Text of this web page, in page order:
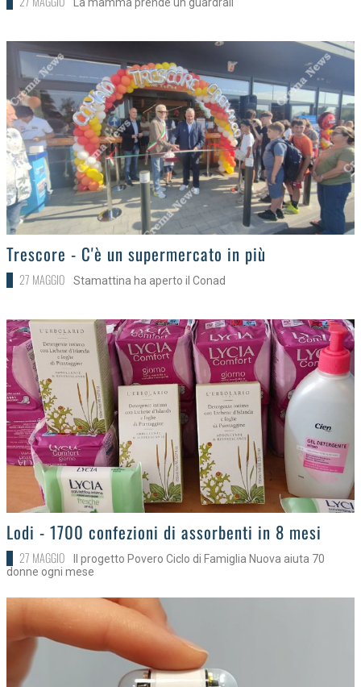
>
Trescore - C'è un supermercato in più
27 MAGGIO Stamattina ha aperto il Conad
>Lodi - 1700 confezioni di assorbenti in 8 mesi
27 MAGGIO
Il progetto Povero Ciclo di Famiglia Nuova aiuta 70
donne ogni mese